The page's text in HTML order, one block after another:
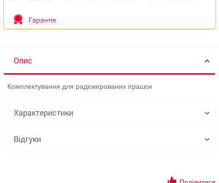
Гарантія
Опис
Комплектування для радіокерованих іграшок
Характеристики
Відгуки